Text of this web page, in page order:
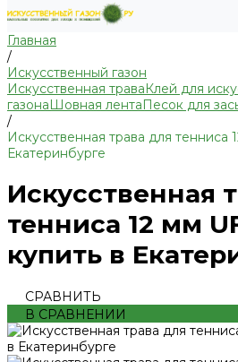
Главная
/
Искусственный газон
Искусственная траваКлей для
газонаШовная лентаПесок для
/
Искусственная трава для тенниса
Екатеринбурге
Искусственная
тенниса 12 мм
купить в
СРАВНИТЬ
В СРАВНЕНИИ